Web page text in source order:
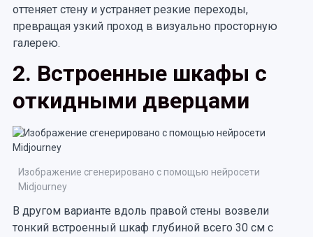
оттеняет стену и устраняет резкие переходы,
превращая узкий проход в визуально просторную
галерею.
2. Встроенные шкафы с
откидными дверцами
Изображение сгенерировано с помощью нейросети
Midjourney
В другом варианте вдоль правой стены возвели
тонкий встроенный шкаф глубиной всего 30 см с